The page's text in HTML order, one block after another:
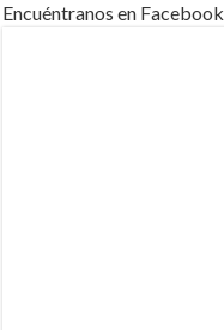
Encuéntranos en Facebook